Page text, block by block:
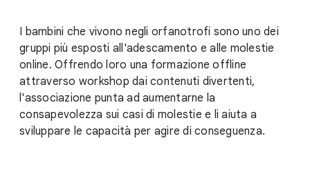
I bambini che vivono negli orfanotrofi sono uno dei
gruppi più esposti all'adescamento e alle molestie
online. Offrendo loro una formazione offline
attraverso workshop dai contenuti divertenti,
l'associazione punta ad aumentarne la
consapevolezza sui casi di molestie e li aiuta a
sviluppare le capacità per agire di conseguenza.